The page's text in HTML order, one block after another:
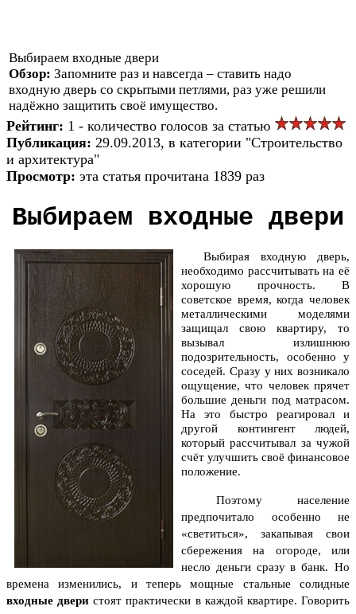
Выбираем входные двери
Обзор: Запомните раз и навсегда – ставить надо
входную дверь со скрытыми петлями, раз уже решили
надёжно защитить своё имущество.
Рейтинг: 1 - количество голосов за статью
Публикация: 29.09.2013, в категории "Строительство
и архитектура"
Просмотр: эта статья прочитана 1839 раз
Выбираем входные двери
Выбирая входную дверь,
необходимо рассчитывать на её
хорошую прочность. В
советское время, когда человек
металлическими моделями
защищал свою квартиру, то
вызывал излишнюю
подозрительность, особенно у
соседей. Сразу у них возникало
ощущение, что человек прячет
большие деньги под матрасом.
На это быстро реагировал и
другой контингент людей,
который рассчитывал за чужой
счёт улучшить своё финансовое
положение.
Поэтому население
предпочитало особенно не
«светиться», закапывая свои
сбережения на огороде, или
несло деньги сразу в банк. Но
времена изменились, и теперь мощные стальные солидные
входные двери стоят практически в каждой квартире. Говорить